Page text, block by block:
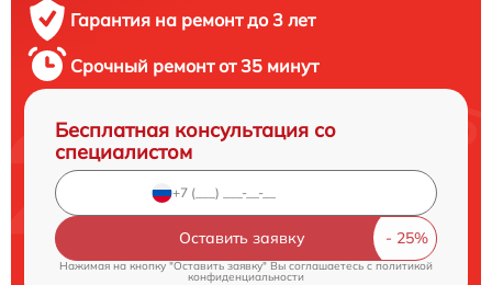
Гарантия на ремонт до 3 лет
Срочный ремонт от 35 минут
Бесплатная консультация со
специалистом
Оставить заявку
Нажимая на кнопку "Оставить заявку" Вы соглашаетесь cполитикой
конфиденциальности